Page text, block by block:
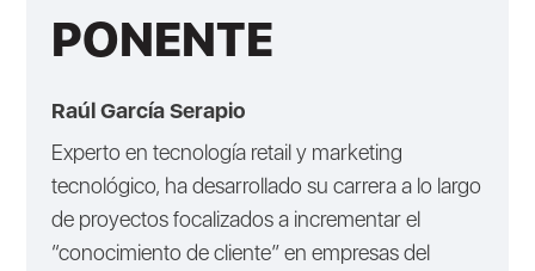
PONENTE
Raúl García Serapio
Experto en tecnología retail y marketing
tecnológico, ha desarrollado su carrera a lo largo
de proyectos focalizados a incrementar el
“conocimiento de cliente” en empresas del